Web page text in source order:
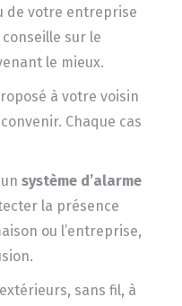
de votre entreprise
sur le
le mieux.
à votre voisin
Chaque cas
système d’alarme
la présence
ou l’entreprise,
sans fil, à